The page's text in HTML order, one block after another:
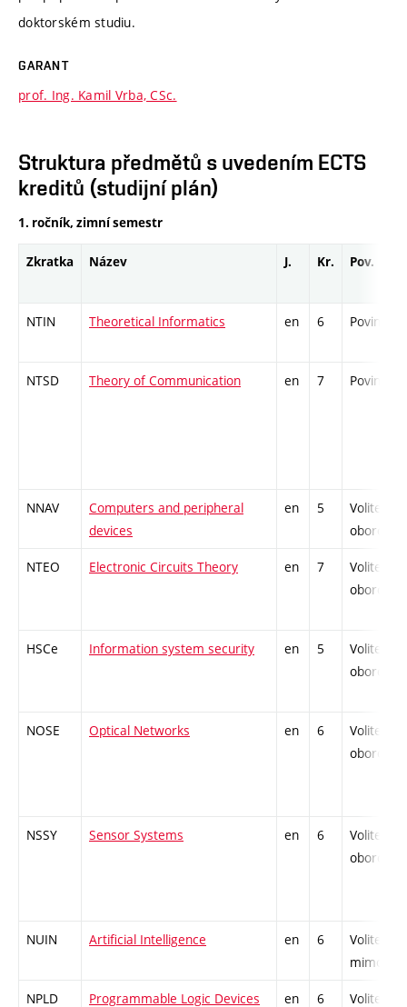
doktorském studiu.
GARANT
prof. Ing. Kamil Vrba, CSc.
Struktura předmětů s uvedením ECTS
kreditů (studijní plán)
1. ročník, zimní semestr
Zkratka Název J. Kr. Pov.
NTIN Theoretical Informatics en 6 Povinný
NTSD Theory of Communication en 7 Povinný
NNAV
Computers and peripheral
devices
en 5
Volitelný
oborový
NTEO Electronic Circuits Theory en 7
Volitelný
oborový
HSCe Information system security en 5
Volitelný
oborový
NOSE Optical Networks en 6
Volitelný
oborový
NSSY Sensor Systems en 6
Volitelný
oborový
NUIN Artificial Intelligence en 6
Volitelný
NPLD Programmable Logic Devices en 6
Volitelný